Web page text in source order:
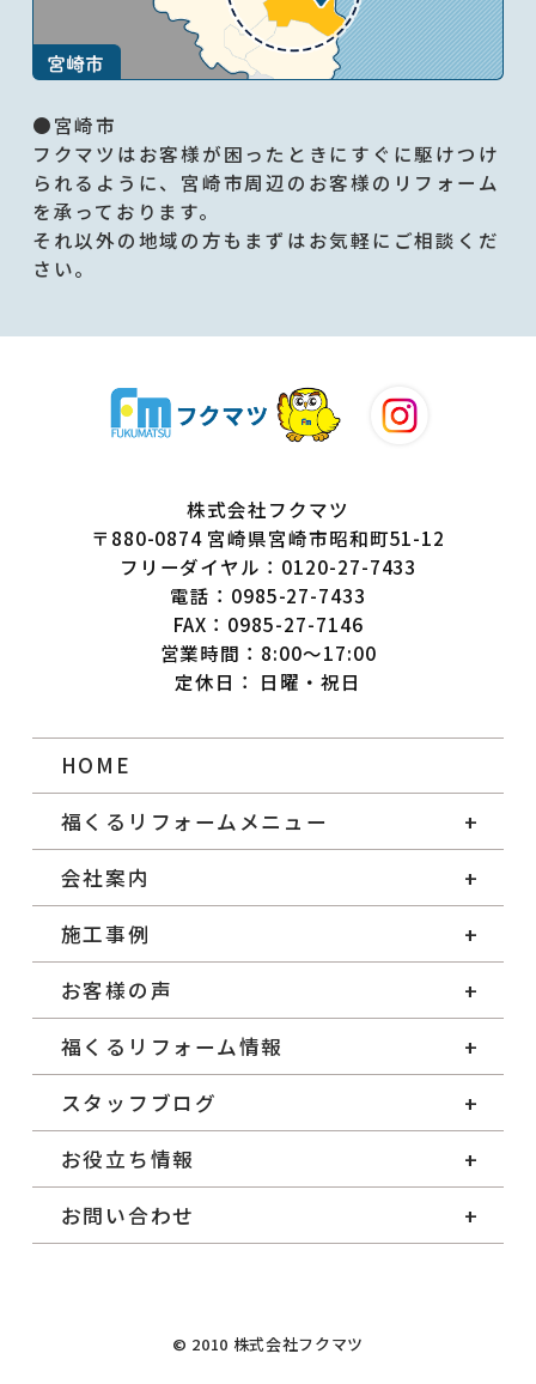
●宮崎市
フクマツはお客様が困ったときにすぐに駆けつけ
られるように、宮崎市周辺のお客様のリフォーム
を承っております。
それ以外の地域の方もまずはお気軽にご相談くだ
さい。
株式会社フクマツ
〒880-0874 宮崎県宮崎市昭和町51-12
フリーダイヤル：0120-27-7433
電話：0985-27-7433
FAX：0985-27-7146
営業時間：8:00～17:00
定休日： 日曜・祝日
HOME
福くるリフォームメニュー
会社案内
施工事例
お客様の声
福くるリフォーム情報
スタッフブログ
お役立ち情報
お問い合わせ
© 2010 株式会社フクマツ